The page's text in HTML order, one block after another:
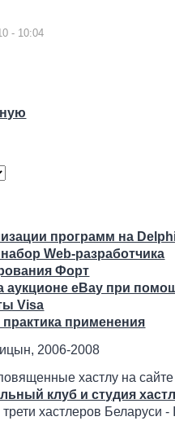
- 10:04
программ на
Web-разработчика
Форт
аукционе eBay при
Visa
применения
2006-2008
хастлу на сайте
клуб и студия
хастлеров Беларуси -